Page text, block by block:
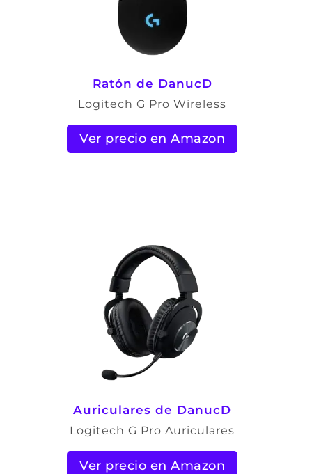
Ratón de DanucD
Logitech G Pro Wireless
Ver precio en Amazon
Auriculares de DanucD
Logitech G Pro Auriculares
Ver precio en Amazon